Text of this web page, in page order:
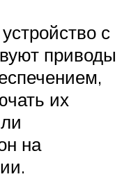
с
приводы
их
на